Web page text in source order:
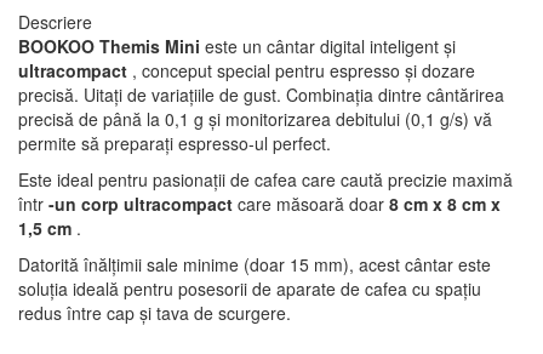
Descriere
BOOKOO Themis Mini este un cântar digital inteligent și
ultracompact , conceput special pentru espresso și dozare
precisă. Uitați de variațiile de gust. Combinația dintre cântărirea
precisă de până la 0,1 g și monitorizarea debitului (0,1 g/s) vă
permite să preparați espresso-ul perfect.
Este ideal pentru pasionații de cafea care caută precizie maximă
într -un corp ultracompact care măsoară doar 8 cm x 8 cm x
1,5 cm .
Datorită înălțimii sale minime (doar 15 mm), acest cântar este
soluția ideală pentru posesorii de aparate de cafea cu spațiu
redus între cap și tava de scurgere.